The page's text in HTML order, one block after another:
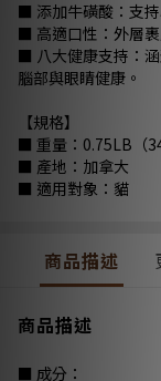
■ 添加牛磺酸：支
■ 高適口性：外層
■ 八大健康支持：
腦部與眼睛健康。
【規格】
■ 重量：0.75LB（
■ 產地：加拿大
■ 適用對象：貓
商品描述
商品描述
■ 成分：